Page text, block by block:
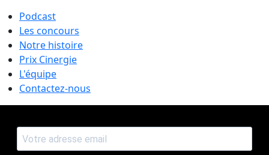
Podcast
Les concours
Notre histoire
Prix Cinergie
L'équipe
Contactez-nous